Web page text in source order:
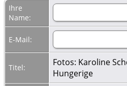
Ihre
Name:
E-Mail:
Titel:
Fotos: Karoline
Hungerige